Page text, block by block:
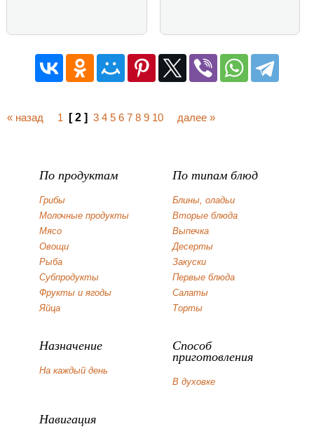
« назад 1 [ 2 ] 3 4 5 6 7 8 9 10 далее »
По продуктам
Грибы
Молочные продукты
Мясо
Овощи
Рыба
Субпродукты
Фрукты и ягоды
Яйца
По типам блюд
Блины, оладьи
Вторые блюда
Выпечка
Десерты
Закуски
Первые блюда
Салаты
Торты
Назначение
На каждый день
Способ
приготовления
В духовке
Навигация